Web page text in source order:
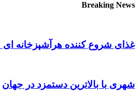
Breaking News
غذای شروع کننده هرآشپزخانه
شهری با بالاترین دستمزد در جهان